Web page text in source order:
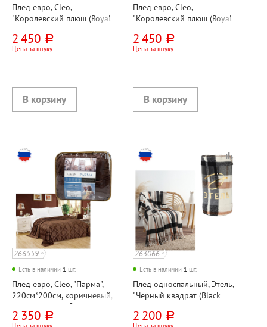
Плед евро, Cleo,
"Королевский плюш (Royal
бежевый, велсофт
2 450 руб.
Цена за штуку
Плед евро, Cleo,
"Королевский плюш (Royal
белый, велсофт, 300г⁄м²
2 450 руб.
Цена за штуку
266559
Есть в наличии 1 шт.
Плед евро, Cleo, "Парма",
220см*200см, коричневый,
велсофт, 280г⁄м²
2 350 руб.
263066
Есть в наличии 1 шт.
Плед односпальный, Этель,
"Черный квадрат (Black
бежевый,
2 200 руб.